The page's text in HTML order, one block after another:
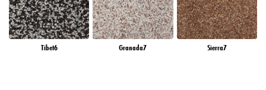
Tibet6 Granada7 Sierra7